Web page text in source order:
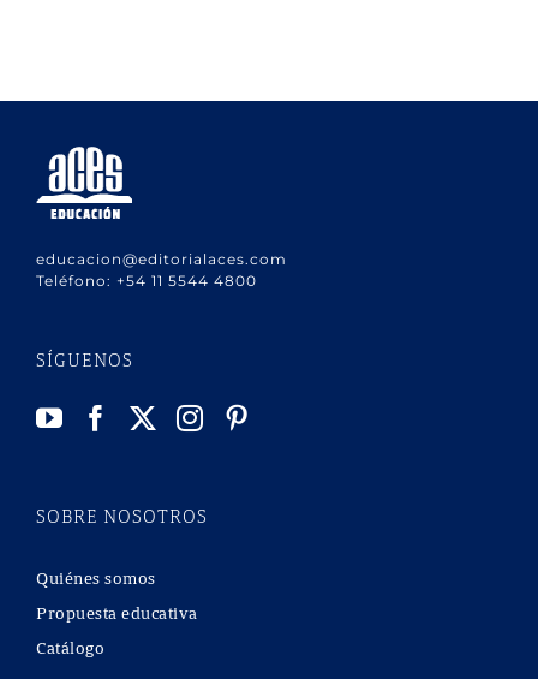
educacion@editorialaces.com
Teléfono: +54 11 5544 4800
SÍGUENOS
SOBRE NOSOTROS
Quiénes somos
Propuesta educativa
Catálogo